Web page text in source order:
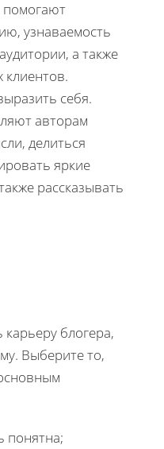
помогают
узнаваемость
а также
себя.
авторам
делиться
яркие
рассказывать
карьеру блогера,
Выберите то,
понятна;